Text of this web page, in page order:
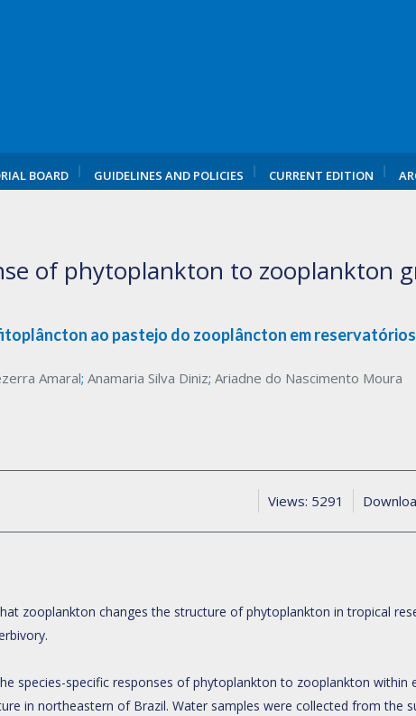
BOARD GUIDELINES AND POLICIES CURRENT EDITION
of phytoplankton to zooplankton
ao pastejo do zooplâncton em
Amaral;Anamaria Silva Diniz;Ariadne do Nascimento Moura
Views: 5291
zooplankton changes the structure of phytoplankton in tropical
species-specific responses of phytoplankton to zooplankton within
in northeastern of Brazil. Water samples were collected from the